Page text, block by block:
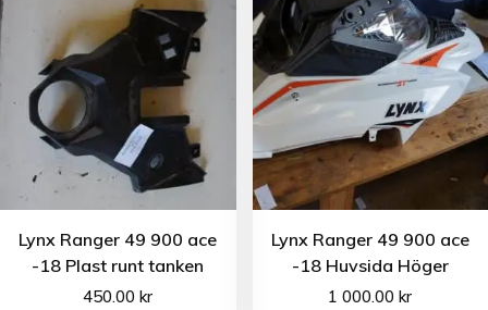
Lynx Ranger 49 900 ace
-18 Plast runt tanken
450.00kr
Lynx Ranger 49 900 ace
-18 Huvsida Höger
1 000.00kr